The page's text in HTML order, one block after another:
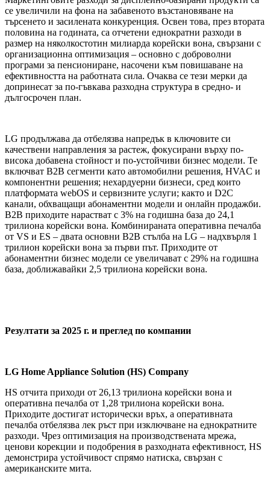
се увеличили на фона на забавеното възстановяване на
търсенето и засилената конкуренция. Освен това, през втората
половина на годината, са отчетени еднократни разходи в
размер на няколкостотин милиарда корейски вона, свързани с
организационна оптимизация – основно с доброволни
програми за пенсиониране, насочени към повишаване на
ефективността на работната сила. Очаква се тези мерки да
допринесат за по-гъвкава разходна структура в средно- и
дългосрочен план.
LG продължава да отбелязва напредък в ключовите си
качествени направления за растеж, фокусирани върху по-
висока добавена стойност и по-устойчиви бизнес модели. Те
включват B2B сегменти като автомобилни решения, HVAC и
компонентни решения; нехардуерни бизнеси, сред които
платформата webOS и сервизните услуги; както и D2C
канали, обхващащи абонаментни модели и онлайн продажби.
B2B приходите нарастват с 3% на годишна база до 24,1
трилиона корейски вона. Комбинираната оперативна печалба
от VS и ES – двата основни B2B стълба на LG – надхвърля 1
трилион корейски вона за първи път. Приходите от
абонаментни бизнес модели се увеличават с 29% на годишна
база, доближавайки 2,5 трилиона корейски вона.
Резултати за 2025 г. и преглед по компании
LG Home Appliance Solution (HS) Company
HS отчита приходи от 26,13 трилиона корейски вона и
оперативна печалба от 1,28 трилиона корейски вона.
Приходите достигат исторически връх, а оперативната
печалба отбелязва лек ръст при изключване на еднократните
разходи. Чрез оптимизация на производствената мрежа,
ценови корекции и подобрения в разходната ефективност, HS
демонстрира устойчивост спрямо натиска, свързан с
американските мита.